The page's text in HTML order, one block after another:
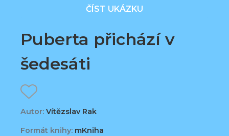
ČÍST UKÁZKU
Puberta přichází v
šedesáti
Autor: Vítězslav Rak
Formát knihy: mKniha